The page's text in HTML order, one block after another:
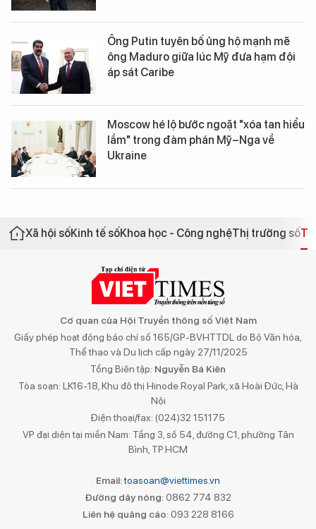
Ông Putin tuyên bố ủng hộ mạnh mẽ
ông Maduro giữa lúc Mỹ đưa hạm đội
áp sát Caribe
Moscow hé lộ bước ngoặt "xóa tan hiểu
lầm" trong đàm phán Mỹ–Nga về
Ukraine
Xã hội sốKinh tế sốKhoa học - Công nghệThị trường số
Cơ quan của Hội Truyền thông số Việt Nam
Giấy phép hoạt động báo chí số 165/GP-BVHTTDL do Bộ Văn hóa,
Thể thao và Du lịch cấp ngày 27/11/2025
Tổng Biên tập: Nguyễn Bá Kiên
Tòa soạn: LK16-18, Khu đô thị Hinode Royal Park, xã Hoài Đức, Hà
Nội
Điện thoại/fax: (024)32 151175
VP đại diện tại miền Nam: Tầng 3, số 54, đường C1, phường Tân
Bình, TP.HCM
Email:toasoan@viettimes.vn
Đường dây nóng: 0862 774 832
Liên hệ quảng cáo:093 228 8166